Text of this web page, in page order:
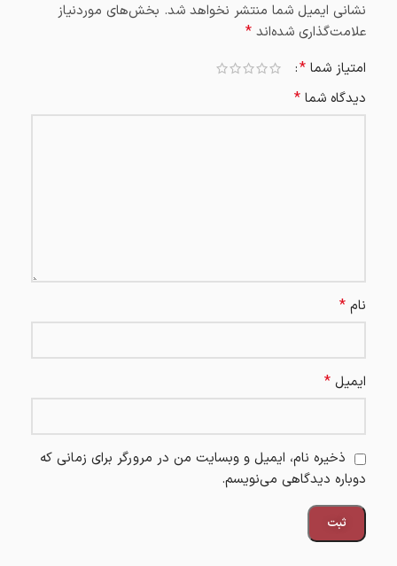
نشانی ایمیل شما منتشر نخواهد شد. بخش‌های موردنیاز
علامت‌گذاری شده‌اند *
امتیاز شما *
دیدگاه شما *
نام *
ایمیل *
ذخیره نام، ایمیل و وبسایت من در مرورگر برای زمانی که
دوباره دیدگاهی می‌نویسم.